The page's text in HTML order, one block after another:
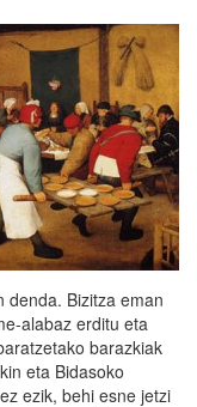
denda. Bizitza eman
alabaz erditu eta
barazkiak
eta Bidasoko
ezik, behi esne jetzi